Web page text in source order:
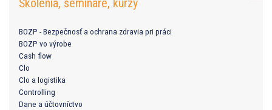
Školenia, semináre, kurzy
BOZP - Bezpečnosť a ochrana zdravia pri práci
BOZP vo výrobe
Cash flow
Clo
Clo a logistika
Controlling
Dane a účtovníctvo